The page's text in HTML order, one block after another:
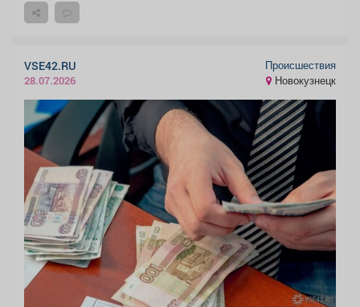
VSE42.RU
28.07.2026
Происшествия
Новокузнецк